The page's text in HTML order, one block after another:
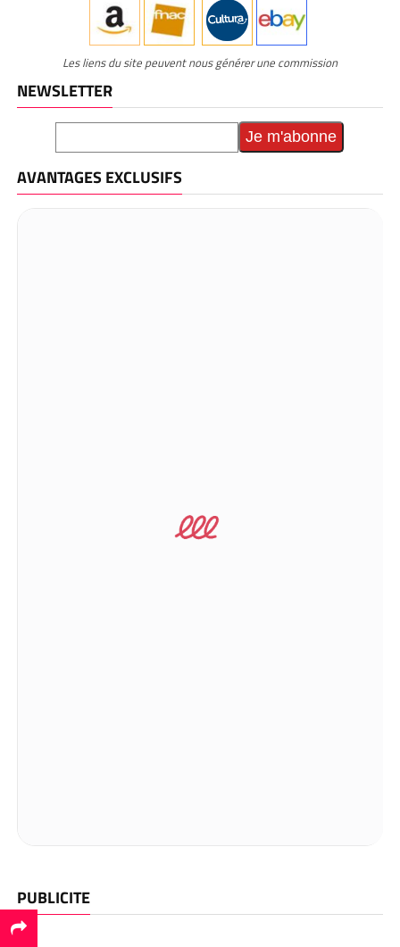
Les liens du site peuvent nous générer une commission
NEWSLETTER
AVANTAGES EXCLUSIFS
PUBLICITE